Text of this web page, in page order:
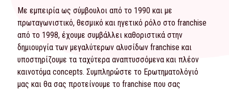
Με εμπειρία ως σύμβουλοι από το 1990 και με
πρωταγωνιστικό, θεσμικό και ηγετικό ρόλο στο franchise
από το 1998, έχουμε συμβάλλει καθοριστικά στην
δημιουργία των μεγαλύτερων αλυσίδων franchise και
υποστηρίζουμε τα ταχύτερα αναπτυσσόμενα και πλέον
καινοτόμα concepts. Συμπληρώστε το Ερωτηματολόγιό
μας και θα σας προτείνουμε το franchise που σας